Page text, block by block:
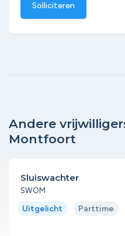
Solliciteren
Andere
Montfoort
Sluiswachter
SWOM
Uitgelicht Parttime